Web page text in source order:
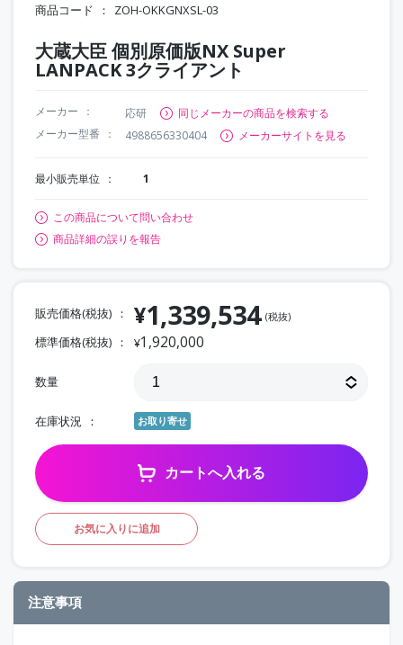
商品コード ZOH-OKKGNXSL-03
大蔵大臣 個別原価版NX Super
LANPACK 3クライアント
メーカー 応研
同じメーカーの商品を検索する
メーカー型番
4988656330404 メーカーサイトを見る
最小販売単位 1
この商品について問い合わせ
商品詳細の誤りを報告
販売価格(税抜) ¥1,339,534 (税抜)
標準価格(税抜) ¥1,920,000
数量
在庫状況 お取り寄せ
カートへ入れる
お気に入りに追加
注意事項